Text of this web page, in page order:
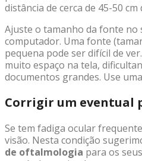
distância de cerca de 45-50 cm
Ajuste o tamanho da fonte no
computador. Uma fonte
pequena pode ser difícil de
muito espaço na tela,
documentos grandes. Use
Corrigir um eventual
Se tem fadiga ocular
visão. Nesta condição
de oftalmologia para os